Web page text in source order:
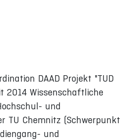
DAAD Projekt "TUD
2014 Wissenschaftliche
und
TU Chemnitz (Schwerpunkt
und